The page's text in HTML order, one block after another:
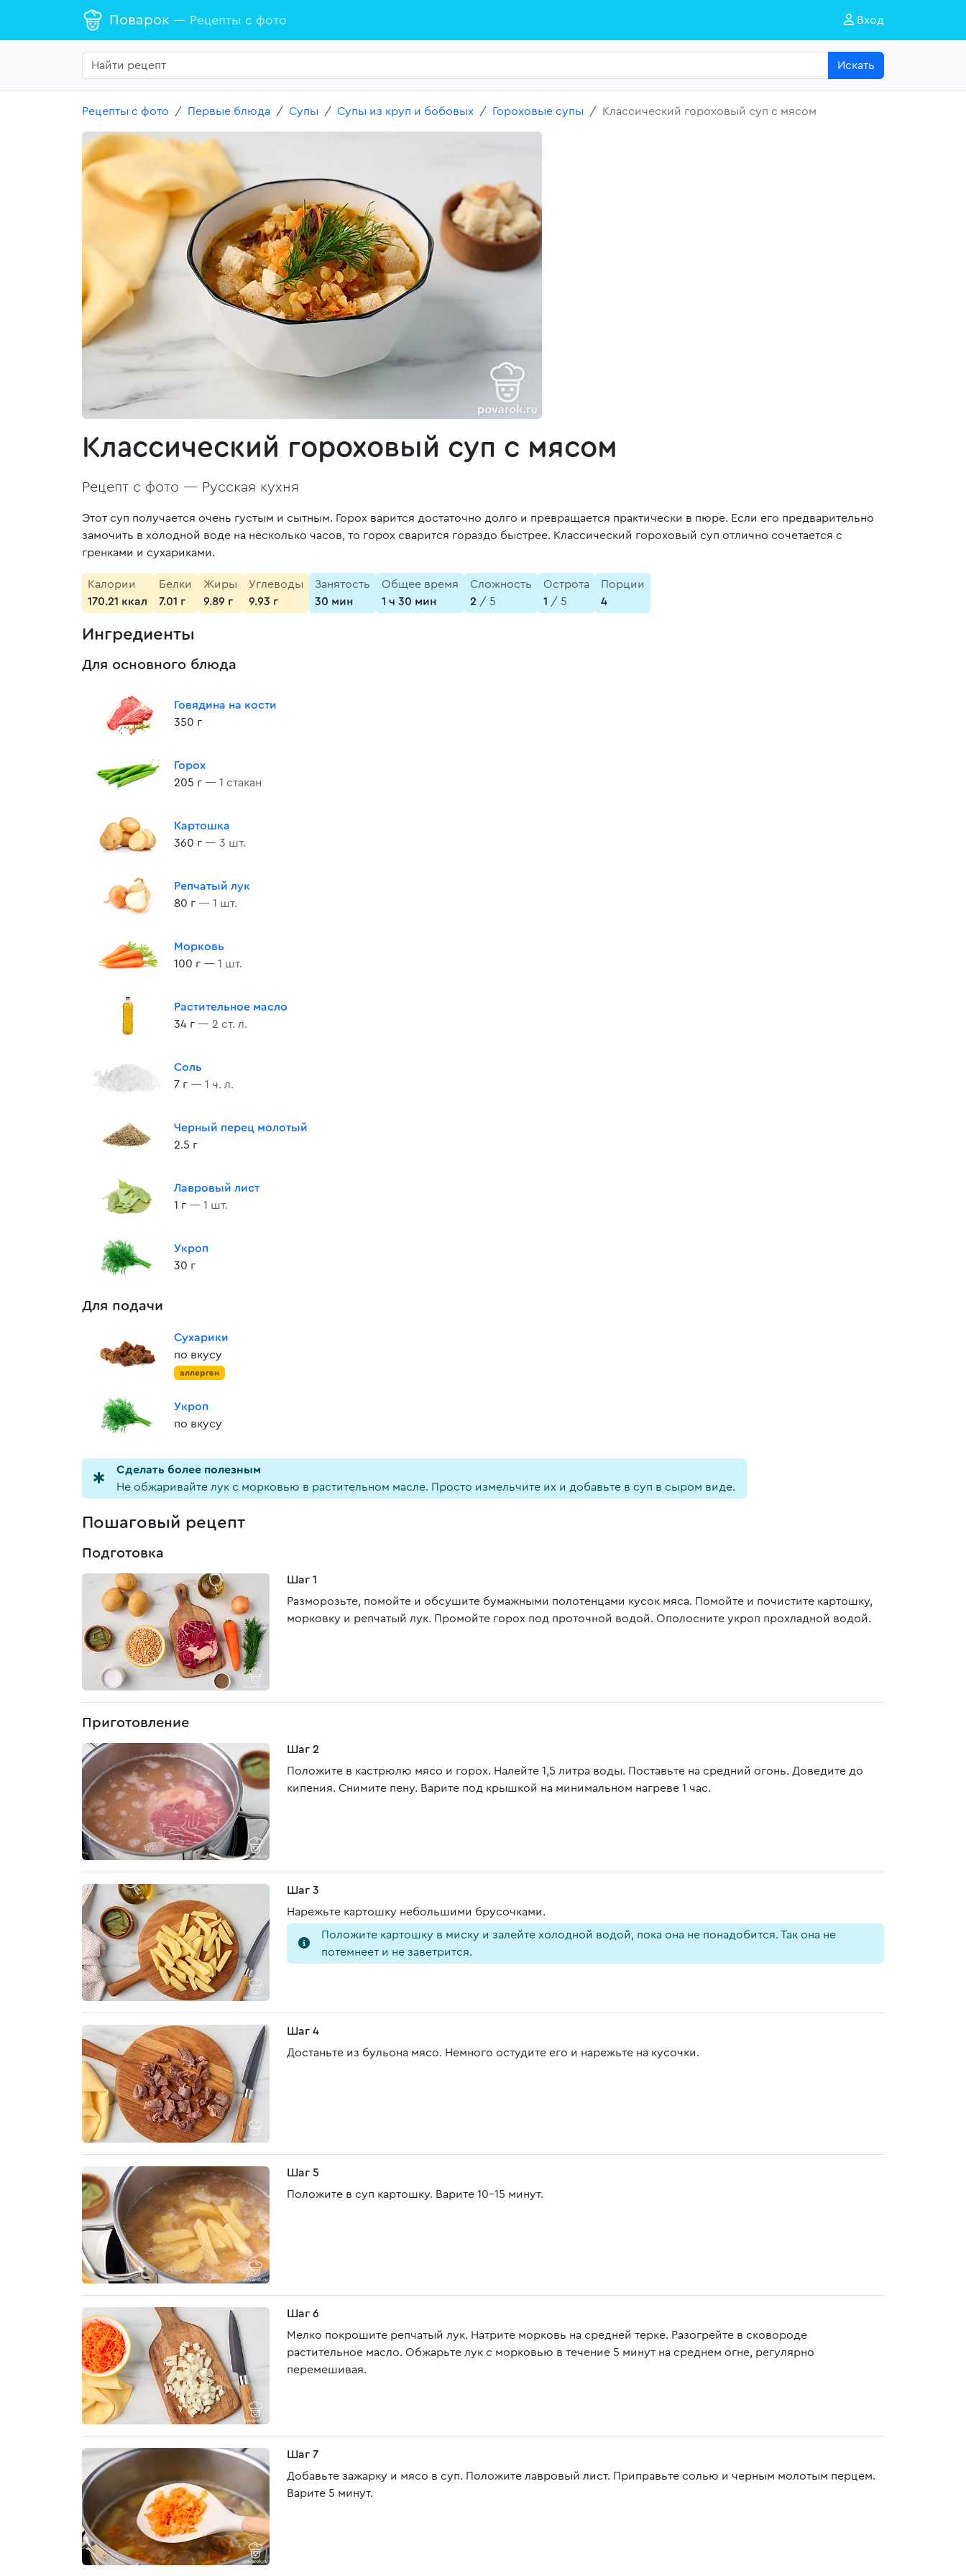
Поварок — Рецепты с фото Вход
Искать
Рецепты с фото Первые блюда Супы Супы из круп и бобовых Гороховые супы Классический гороховый суп с мясом
Классический гороховый суп с мясом
Рецепт с фото — Русская кухня
Этот суп получается очень густым и сытным. Горох варится достаточно долго и превращается практически в пюре. Если его предварительно
замочить в холодной воде на несколько часов, то горох сварится гораздо быстрее. Классический гороховый суп отлично сочетается с
гренками и сухариками.
Калории
170.21 ккал
Белки
7.01 г
Жиры
9.89 г
Углеводы
9.93 г
Занятость
30 мин
Общее время
1 ч 30 мин
Сложность
2 / 5
Острота
1 / 5
Порции
4
Ингредиенты
Для основного блюда
Говядина на кости
350 г
Горох
205 г — 1 стакан
Картошка
360 г — 3 шт.
Репчатый лук
80 г — 1 шт.
Морковь
100 г — 1 шт.
Растительное масло
34 г — 2 ст. л.
Соль
7 г — 1 ч. л.
Черный перец молотый
2.5 г
Лавровый лист
1 г — 1 шт.
Укроп
30 г
Для подачи
Сухарики
по вкусу
аллерген
Укроп
по вкусу
Cделать более полезным
Не обжаривайте лук с морковью в растительном масле. Просто измельчите их и добавьте в суп в сыром виде.
Пошаговый рецепт
Подготовка
Шаг 1
Разморозьте, помойте и обсушите бумажными полотенцами кусок мяса. Помойте и почистите картошку,
морковку и репчатый лук. Промойте горох под проточной водой. Ополосните укроп прохладной водой.
Приготовление
Шаг 2
Положите в кастрюлю мясо и горох. Налейте 1,5 литра воды. Поставьте на средний огонь. Доведите до
кипения. Снимите пену. Варите под крышкой на минимальном нагреве 1 час.
Шаг 3
Нарежьте картошку небольшими брусочками.
Положите картошку в миску и залейте холодной водой, пока она не понадобится. Так она не
потемнеет и не заветрится.
Шаг 4
Достаньте из бульона мясо. Немного остудите его и нарежьте на кусочки.
Шаг 5
Положите в суп картошку. Варите 10-15 минут.
Шаг 6
Мелко покрошите репчатый лук. Натрите морковь на средней терке. Разогрейте в сковороде
растительное масло. Обжарьте лук с морковью в течение 5 минут на среднем огне, регулярно
перемешивая.
Шаг 7
Добавьте зажарку и мясо в суп. Положите лавровый лист. Приправьте солью и черным молотым перцем.
Варите 5 минут.